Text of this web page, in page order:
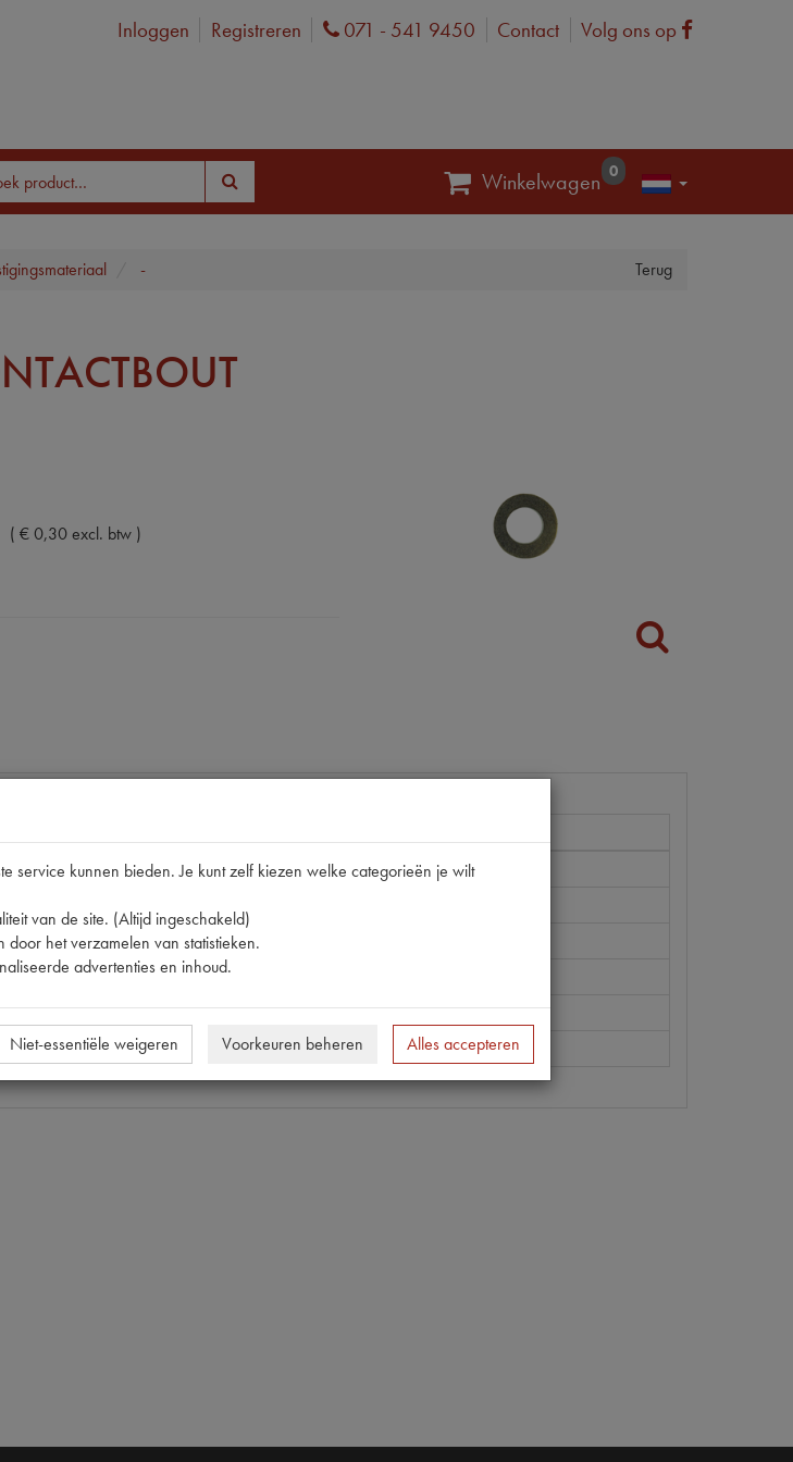
Inloggen Registreren Phone
071 - 541 9450 Contact Volg ons op Facebook
Winkelwagen 0
Terug
-
(€0,30excl. btw )
11CV/15CV
0
89820 | P327
8x17x1.5 [PW 3]
service kunnen bieden. Je kunt zelf kiezen welke categorieën je wilt
van de site. (Altijd ingeschakeld)
het verzamelen van statistieken.
advertenties en inhoud.
Niet-essentiële weigeren Voorkeuren beheren Alles accepteren